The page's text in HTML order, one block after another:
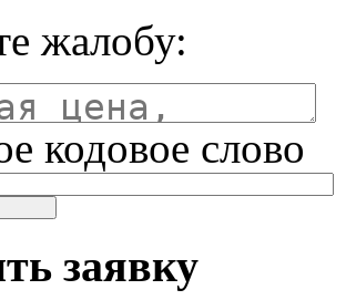
жалобу:
кодовое слово
заявку